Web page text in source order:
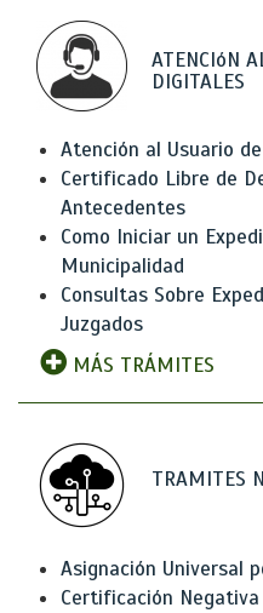
ATENCIóN
DIGITALES
Atención al Usuario
Certificado Libre de
Antecedentes
Como Iniciar un
Municipalidad
Consultas Sobre
Juzgados
MÁS TRÁMITES
TRAMITES
Asignación Universal
Certificación Negativa